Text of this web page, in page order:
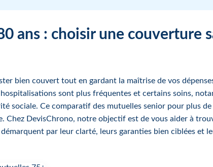
ans : choisir une couverture
bien couvert tout en gardant la maîtrise de vos dépenses
sont plus fréquentes et certains soins,
sociale. Ce comparatif des mutuelles senior pour plus
Chez DevisChrono, notre objectif est de vous aider à
par leur clarté, leurs garanties bien ciblées et